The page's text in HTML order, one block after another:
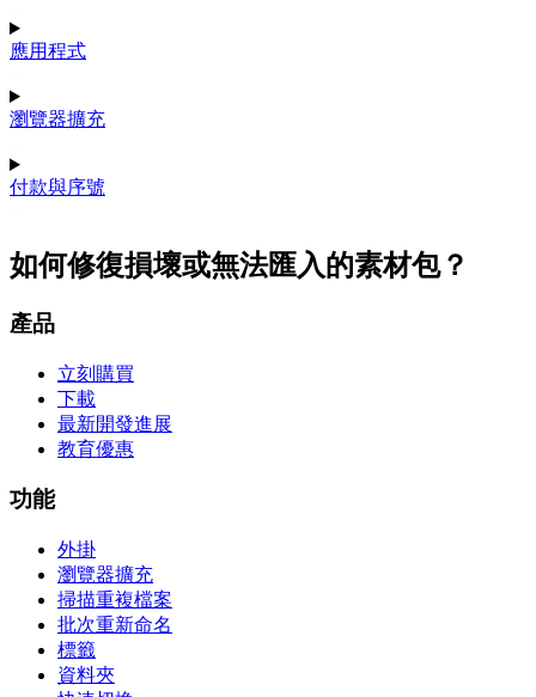
應用程式
瀏覽器擴充
付款與序號
如何修復損壞或無法匯入的素材包？
產品
立刻購買
下載
最新開發進展
教育優惠
功能
外掛
瀏覽器擴充
掃描重複檔案
批次重新命名
標籤
資料夾